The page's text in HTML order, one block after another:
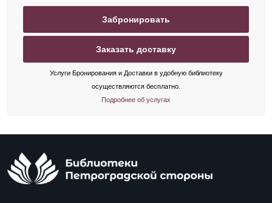
Забронировать
Заказать доставку
Услуги Бронирования и Доставки в удобную библиотеку
осуществляются бесплатно.
Подробнее об услугах